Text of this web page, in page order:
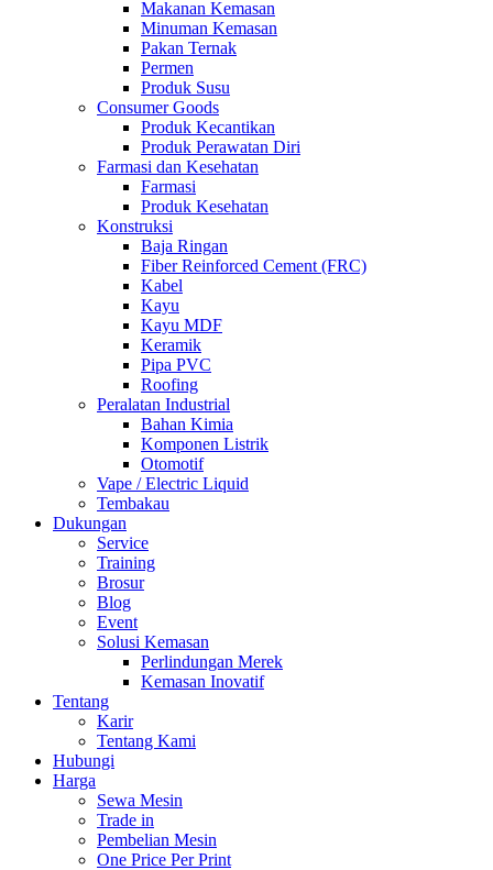
Makanan Kemasan
Minuman Kemasan
Pakan Ternak
Permen
Produk Susu
Consumer Goods
Produk Kecantikan
Produk Perawatan Diri
Farmasi dan Kesehatan
Farmasi
Produk Kesehatan
Konstruksi
Baja Ringan
Fiber Reinforced Cement (FRC)
Kabel
Kayu
Kayu MDF
Keramik
Pipa PVC
Roofing
Peralatan Industrial
Bahan Kimia
Komponen Listrik
Otomotif
Vape / Electric Liquid
Tembakau
Dukungan
Service
Training
Brosur
Blog
Event
Solusi Kemasan
Perlindungan Merek
Kemasan Inovatif
Tentang
Karir
Tentang Kami
Hubungi
Harga
Sewa Mesin
Trade in
Pembelian Mesin
One Price Per Print